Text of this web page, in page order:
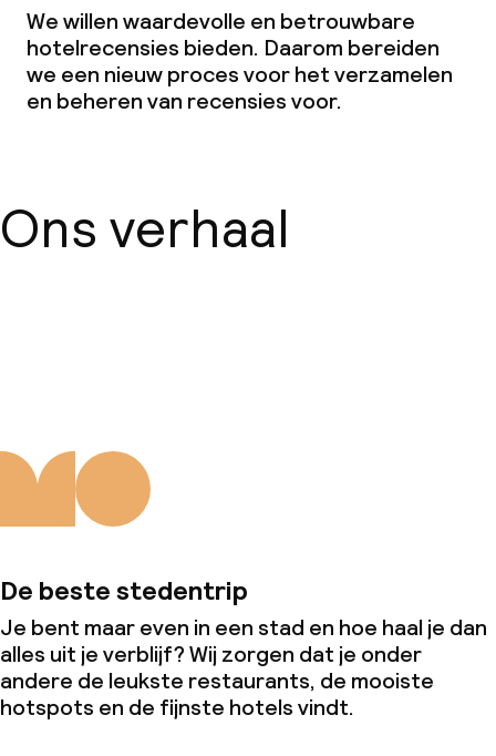
We willen waardevolle en betrouwbare
hotelrecensies bieden. Daarom bereiden
we een nieuw proces voor het verzamelen
en beheren van recensies voor.
Ons verhaal
De beste stedentrip
Je bent maar even in een stad en hoe haal je dan
alles uit je verblijf? Wij zorgen dat je onder
andere de leukste restaurants, de mooiste
hotspots en de fijnste hotels vindt.